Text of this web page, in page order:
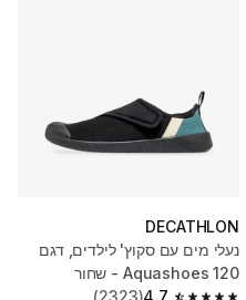
DECATHLON
נעלי מים עם סקוץ' לילדים, דגם
Aquashoes 120 - שחור
4.7
(2323)